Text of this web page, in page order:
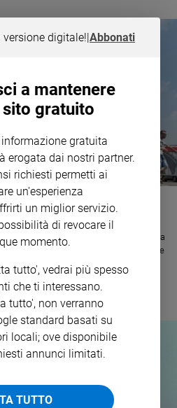
Marco
rimasto gravemente ferito domenica
I genitori hanno deciso di donare
grazie a questo gesto.
digitale!|Abbonati
a mantenere
gratuito
gratuita
erogata dai nostri partner.
richiesti permetti ai
un'esperienza
un miglior servizio.
di revocare il
momento.
tutto', vedrai più spesso
che ti interessano.
tutto', non verranno
standard basati su
locali; ove disponibile
annunci limitati.
TUTTO